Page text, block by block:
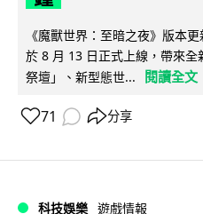
《魔獸世界：至暗之夜》版本
於 8 月 13 日正式上線，帶來
祭壇」、新型態世...
閱讀全文
71 分享
科技娛樂 遊戲情報